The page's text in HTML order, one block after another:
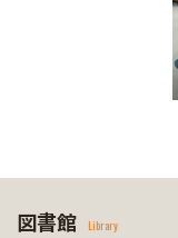
図書館 Library